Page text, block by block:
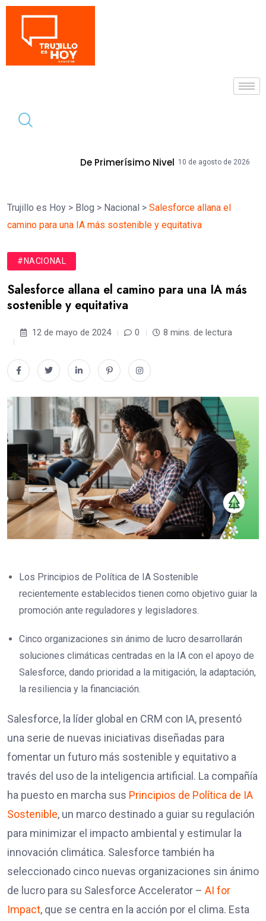
Primerísimo Nivel 10 de agosto de 2026 Becaria
Trujillo es Hoy > Blog > Nacional > Salesforce allana el
camino para una IA más sostenible y equitativa
#NACIONAL
Salesforce allana el camino para una IA más
sostenible y equitativa
12 de mayo de 2024 0 8 mins. de lectura
Los Principios de Política de IA Sostenible
recientemente establecidos tienen como objetivo guiar la
promoción ante reguladores y legisladores.
Cinco organizaciones sin ánimo de lucro desarrollarán
soluciones climáticas centradas en la IA con el apoyo de
Salesforce, dando prioridad a la mitigación, la adaptación,
la resiliencia y la financiación.
Salesforce, la líder global en CRM con IA, presentó
una serie de nuevas iniciativas diseñadas para
fomentar un futuro más sostenible y equitativo a
través del uso de la inteligencia artificial. La compañía
ha puesto en marcha sus Principios de Política de IA
Sostenible, un marco destinado a guiar su regulación
para minimizar el impacto ambiental y estimular la
innovación climática. Salesforce también ha
seleccionado cinco nuevas organizaciones sin ánimo
de lucro para su Salesforce Accelerator – AI for
Impact, que se centra en la acción por el clima. Esta